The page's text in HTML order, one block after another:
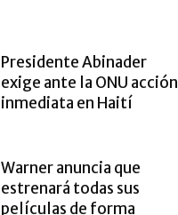
Presidente Abinader
exige ante la ONU acción
inmediata en Haití
Warner anuncia que
estrenará todas sus
películas de forma